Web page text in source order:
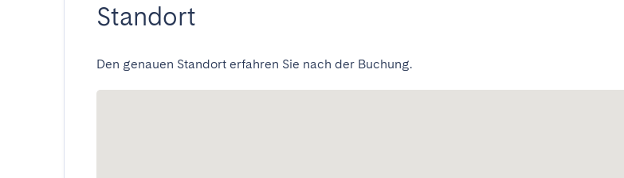
Standort
Den genauen Standort erfahren Sie nach der Buchung.